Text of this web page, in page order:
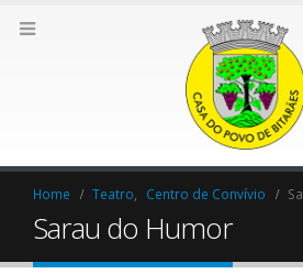
Home Teatro, Centro de Convívio
Sarau do Humor